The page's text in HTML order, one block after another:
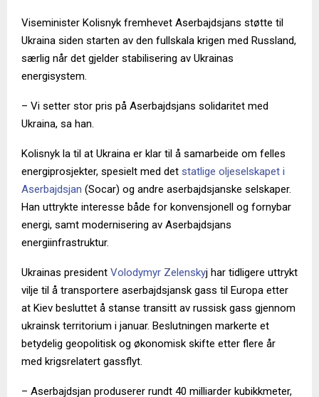
Viseminister Kolisnyk fremhevet Aserbajdsjans støtte til
Ukraina siden starten av den fullskala krigen med Russland,
særlig når det gjelder stabilisering av Ukrainas
energisystem.
– Vi setter stor pris på Aserbajdsjans solidaritet med
Ukraina, sa han.
Kolisnyk la til at Ukraina er klar til å samarbeide om felles
energiprosjekter, spesielt med det statlige oljeselskapet i
Aserbajdsjan (Socar) og andre aserbajdsjanske selskaper.
Han uttrykte interesse både for konvensjonell og fornybar
energi, samt modernisering av Aserbajdsjans
energiinfrastruktur.
Ukrainas president Volodymyr Zelenskyj har tidligere uttrykt
vilje til å transportere aserbajdsjansk gass til Europa etter
at Kiev besluttet å stanse transitt av russisk gass gjennom
ukrainsk territorium i januar. Beslutningen markerte et
betydelig geopolitisk og økonomisk skifte etter flere år
med krigsrelatert gassflyt.
– Aserbajdsjan produserer rundt 40 milliarder kubikkmeter,